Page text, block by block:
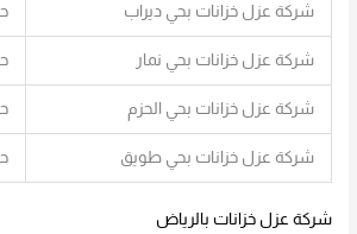
شركة عزل خزانات بحي ديراب
شركة عزل خزانات بحي نمار
شركة عزل خزانات بحي الحزم
شركة عزل خزانات بحي طويق
شركة عزل خزانات بالرياض